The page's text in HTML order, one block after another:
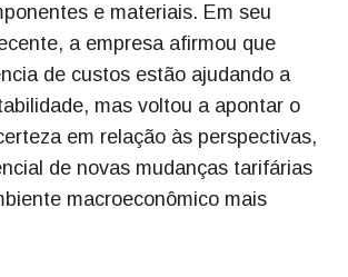
e materiais. Em seu
a empresa afirmou que
de custos estão ajudando a
mas voltou a apontar o
em relação às perspectivas,
de novas mudanças tarifárias
macroeconômico mais